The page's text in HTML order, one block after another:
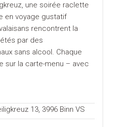
une soirée raclette
en voyage gustatif
rencontrent la
par des
sans alcool. Chaque
sur la carte-menu – avec
13, 3996 Binn VS